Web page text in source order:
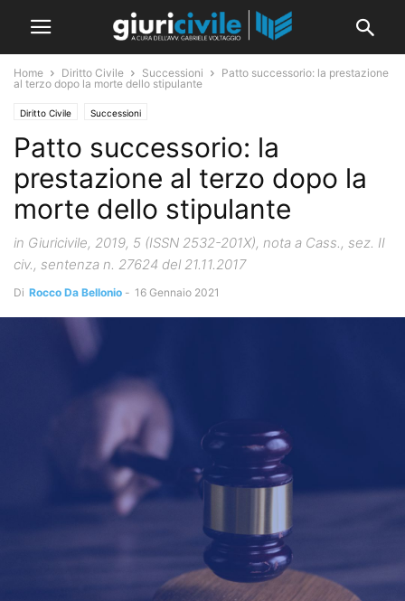
Home Diritto Civile Successioni
Patto successorio: la prestazione
al terzo dopo la morte dello stipulante
Diritto Civile Successioni
Patto successorio: la
prestazione al terzo dopo la
morte dello stipulante
in Giuricivile, 2019, 5 (ISSN 2532-201X), nota a Cass., sez. II
civ., sentenza n. 27624 del 21.11.2017
Di Rocco Da Bellonio - 16 Gennaio 2021